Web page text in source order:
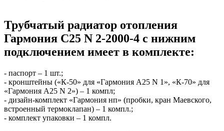
Трубчатый радиатор отопления
Гармония С25 N 2-2000-4 с нижним
подключением имеет в комплекте:
- паспорт – 1 шт.;
- кронштейны («К-50» для «Гармония А25 N 1», «К-70» для
«Гармония А25 N 2») – 1 компл;
- дизайн-комплект «Гармония нп» (пробки, кран Маевского,
встроенный термоклапан) – 1 компл.;
- комплект упаковки – 1 компл.